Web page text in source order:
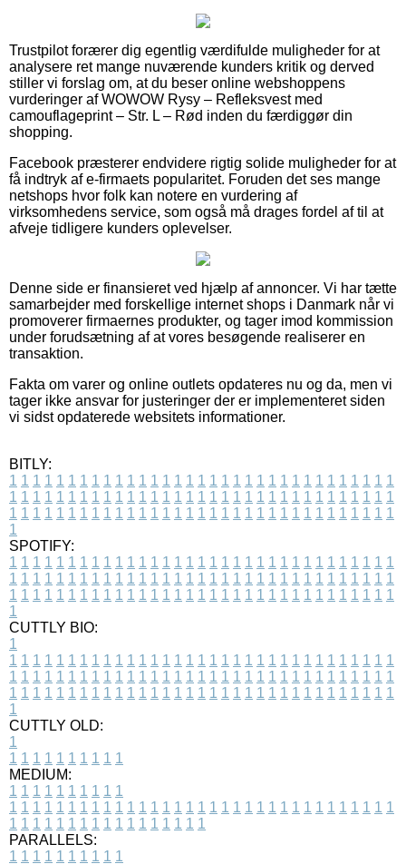
Trustpilot forærer dig egentlig værdifulde muligheder for at
analysere ret mange nuværende kunders kritik og derved
stiller vi forslag om, at du beser online webshoppens
vurderinger af WOWOW Rysy – Refleksvest med
camouflageprint – Str. L – Rød inden du færdiggør din
shopping.
Facebook præsterer endvidere rigtig solide muligheder for at
få indtryk af e-firmaets popularitet. Foruden det ses mange
netshops hvor folk kan notere en vurdering af
virksomhedens service, som også må drages fordel af til at
afveje tidligere kunders oplevelser.
Denne side er finansieret ved hjælp af annoncer. Vi har tætte
samarbejder med forskellige internet shops i Danmark når vi
promoverer firmaernes produkter, og tager imod kommission
under forudsætning af at vores besøgende realiserer en
transaktion.
Fakta om varer og online outlets opdateres nu og da, men vi
tager ikke ansvar for justeringer der er implementeret siden
vi sidst opdaterede websitets informationer.
BITLY:
1 1 1 1 1 1 1 1 1 1 1 1 1 1 1 1 1 1 1 1 1 1 1 1 1 1 1 1 1 1 1 1 1
1 1 1 1 1 1 1 1 1 1 1 1 1 1 1 1 1 1 1 1 1 1 1 1 1 1 1 1 1 1 1 1 1
1 1 1 1 1 1 1 1 1 1 1 1 1 1 1 1 1 1 1 1 1 1 1 1 1 1 1 1 1 1 1 1 1
1
SPOTIFY:
1 1 1 1 1 1 1 1 1 1 1 1 1 1 1 1 1 1 1 1 1 1 1 1 1 1 1 1 1 1 1 1 1
1 1 1 1 1 1 1 1 1 1 1 1 1 1 1 1 1 1 1 1 1 1 1 1 1 1 1 1 1 1 1 1 1
1 1 1 1 1 1 1 1 1 1 1 1 1 1 1 1 1 1 1 1 1 1 1 1 1 1 1 1 1 1 1 1 1
1
CUTTLY BIO:
1
1 1 1 1 1 1 1 1 1 1 1 1 1 1 1 1 1 1 1 1 1 1 1 1 1 1 1 1 1 1 1 1 1
1 1 1 1 1 1 1 1 1 1 1 1 1 1 1 1 1 1 1 1 1 1 1 1 1 1 1 1 1 1 1 1 1
1 1 1 1 1 1 1 1 1 1 1 1 1 1 1 1 1 1 1 1 1 1 1 1 1 1 1 1 1 1 1 1 1
1
CUTTLY OLD:
1
1 1 1 1 1 1 1 1 1 1
MEDIUM:
1 1 1 1 1 1 1 1 1 1
1 1 1 1 1 1 1 1 1 1 1 1 1 1 1 1 1 1 1 1 1 1 1 1 1 1 1 1 1 1 1 1 1
1 1 1 1 1 1 1 1 1 1 1 1 1 1 1 1 1
PARALLELS:
1 1 1 1 1 1 1 1 1 1